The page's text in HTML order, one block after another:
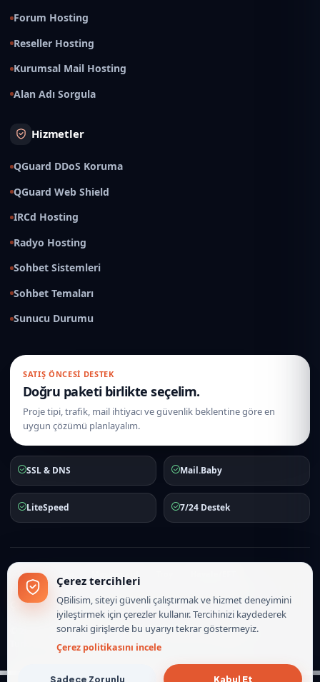
Forum Hosting
Reseller Hosting
Kurumsal Mail Hosting
Alan Adı Sorgula
Hizmetler
QGuard DDoS Koruma
QGuard Web Shield
IRCd Hosting
Radyo Hosting
Sohbet Sistemleri
Sohbet Temaları
Sunucu Durumu
SATIŞ ÖNCESI DESTEK
Doğru paketi birlikte seçelim.
Proje tipi, trafik, mail ihtiyacı ve güvenlik beklentine göre en
uygun çözümü planlayalım.
SSL & DNS Mail.Baby
LiteSpeed 7/24 Destek
iyzico
Hakkımızda
Çerez Politikası
© 2010-2026QBilisim.Comİnternet Hizmetleri. Tüm hakları saklıdır.
Türkiye lokasyonlu hosting, mail ve sunucu operasyonları.
Çerez tercihleri
QBilisim, siteyi güvenli çalıştırmak ve hizmet deneyimini
iyileştirmek için çerezler kullanır. Tercihinizi kaydederek
sonraki girişlerde bu uyarıyı tekrar göstermeyiz.
Çerez politikasını incele
Sadece Zorunlu Kabul Et